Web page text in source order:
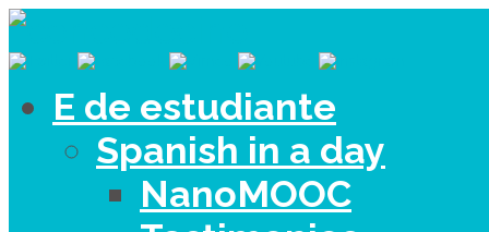
E de estudiante
Spanish in a day
NanoMOOC